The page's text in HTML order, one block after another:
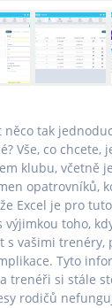
něco tak
Vše, co chcete,
klubu, včetně
opatrovníků,
Excel je pro
výjimkou toho,
s vašimi trenéry,
Tyto
trenéři si stále
rodičů